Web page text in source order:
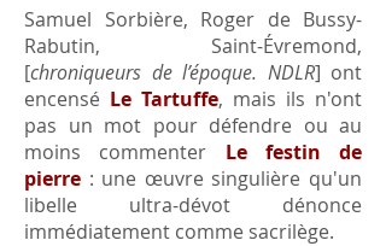
Samuel Sorbière, Roger de Bussy-
Rabutin, Saint-Évremond,
[chroniqueurs de l’époque. NDLR] ont
encensé Le Tartuffe, mais ils n'ont
pas un mot pour défendre ou au
moins commenter Le festin de
pierre : une œuvre singulière qu'un
libelle ultra-dévot dénonce
immédiatement comme sacrilège.